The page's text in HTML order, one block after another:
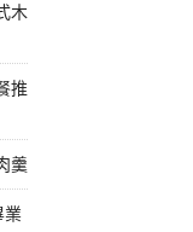
木
推
羹
業